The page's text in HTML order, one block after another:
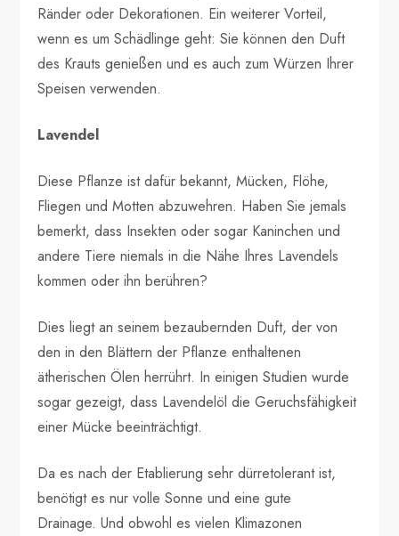
Ränder oder Dekorationen. Ein weiterer Vorteil,
wenn es um Schädlinge geht: Sie können den Duft
des Krauts genießen und es auch zum Würzen Ihrer
Speisen verwenden.
Lavendel
Diese Pflanze ist dafür bekannt, Mücken, Flöhe,
Fliegen und Motten abzuwehren. Haben Sie jemals
bemerkt, dass Insekten oder sogar Kaninchen und
andere Tiere niemals in die Nähe Ihres Lavendels
kommen oder ihn berühren?
Dies liegt an seinem bezaubernden Duft, der von
den in den Blättern der Pflanze enthaltenen
ätherischen Ölen herrührt. In einigen Studien wurde
sogar gezeigt, dass Lavendelöl die Geruchsfähigkeit
einer Mücke beeinträchtigt.
Da es nach der Etablierung sehr dürretolerant ist,
benötigt es nur volle Sonne und eine gute
Drainage. Und obwohl es vielen Klimazonen